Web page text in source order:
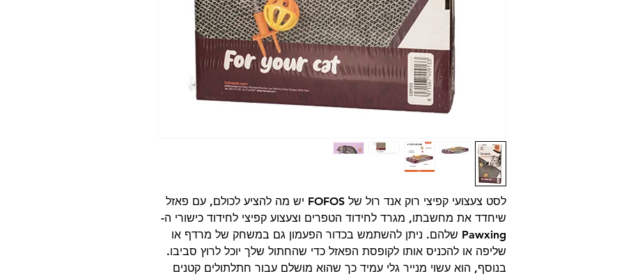
לסט צעצועי קפיצי רוק אנד רול של FOFOS יש מה להציע לכולם, עם פאזל
שיחדד את מחשבתו, מגרד לחידוד הטפרים וצעצוע קפיצי לחידוד כישורי ה-
Pawxing שלהם. ניתן להשתמש בכדור הפעמון גם במשחק של מרדף או
שליפה או להכניס אותו לקופסת הפאזל כדי שהחתול שלך יוכל לרוץ סביבו.
בנוסף, הוא עשוי מנייר גלי עמיד כך שהוא מושלם עבור חתלתולים קטנים